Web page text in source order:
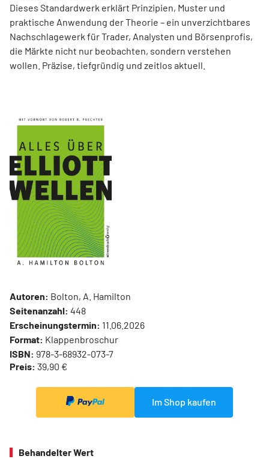
Dieses Standardwerk erklärt Prinzipien, Muster und
praktische Anwendung der Theorie – ein unverzichtbares
Nachschlagewerk für Trader, Analysten und Börsenprofis,
die Märkte nicht nur beobachten, sondern verstehen
wollen. Präzise, tiefgründig und zeitlos aktuell.
Autoren: Bolton, A. Hamilton
Seitenanzahl: 448
Erscheinungstermin: 11.06.2026
Format: Klappenbroschur
ISBN: 978-3-68932-073-7
Preis: 39,90 €
Im Shop kaufen
Behandelter Wert